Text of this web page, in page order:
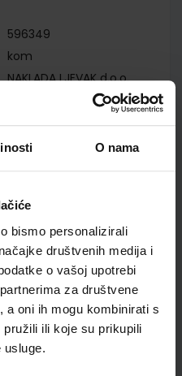
O nama
bismo personalizirali
društvenih medija i
o vašoj upotrebi
za društvene
a oni ih mogu kombinirati s
ili koje su prikupili
usluge.
596349
kom
NAKLADA LJEVAK d.o.o.
10 1.RAZRED SŠ
UDŽBENIK
8172